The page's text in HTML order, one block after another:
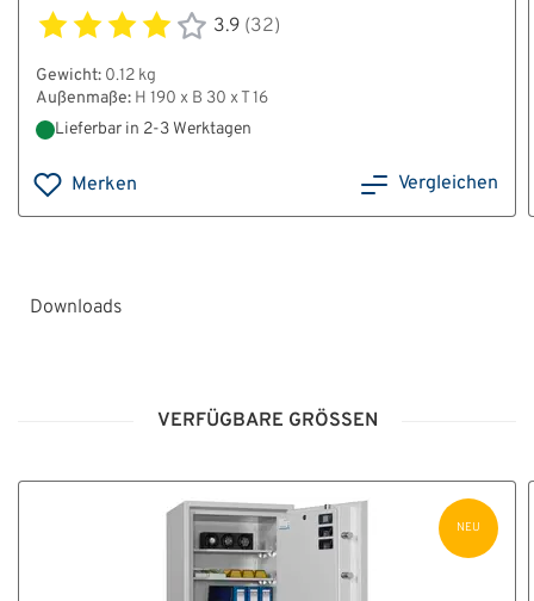
3.9 (32)
Gewicht: 0.12 kg
Außenmaße: H 190 x B 30 x T 16
Lieferbar in 2-3 Werktagen
Merken Vergleichen
Downloads
HT_Montage-_und_Bedienungsanleitung_Leon.pdf
HT_Tresorverankerung_A4.pdf
VERFÜGBARE GRÖSSEN
NEU